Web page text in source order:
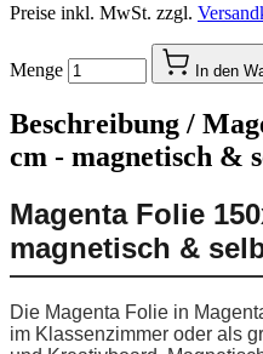
Preise inkl. MwSt. zzgl.
Menge In den
Beschreibung /
cm - magnetisch &
Magenta Folie
magnetisch &
Die Magenta Folie in
im Klassenzimmer oder als